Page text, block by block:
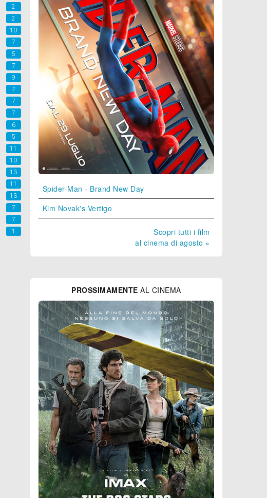
2
2
10
7
5
7
9
7
7
7
6
5
11
10
13
11
13
7
7
1
Spider-Man - Brand New Day
Kim Novak's Vertigo
Scopri tutti i film
al cinema di agosto »
PROSSIMAMENTE AL CINEMA